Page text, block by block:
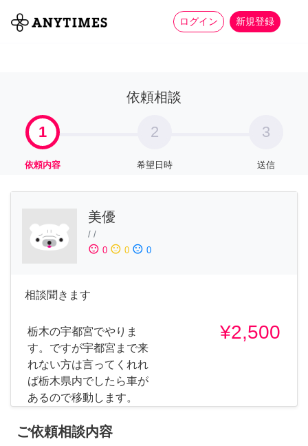
ログイン 新規登録
全て 家事 more_horiz
依頼相談
1
依頼内容
2
希望日時
3
送信
美優
/ /
sentiment_satisfied 0 sentiment_neutral 0 sentiment_dissatisfied 0
相談聞きます
栃木の宇都宮でやりま
す。ですが宇都宮まで来
れない方は言ってくれれ
ば栃木県内でしたら車が
あるので移動します。
¥2,500
ご依頼相談内容